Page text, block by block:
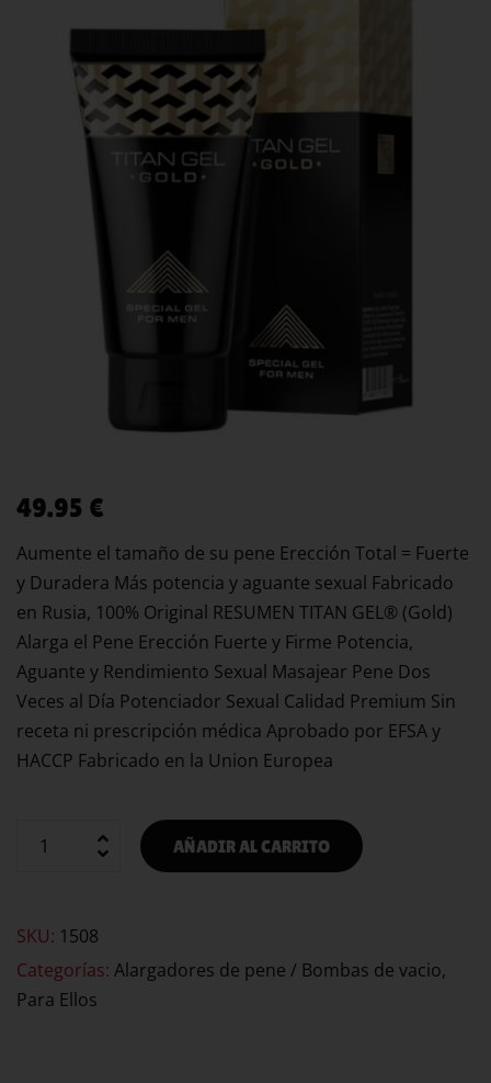
49.95 €
Aumente el tamaño de su pene Erección Total = Fuerte
y Duradera Más potencia y aguante sexual Fabricado
en Rusia, 100% Original RESUMEN TITAN GEL® (Gold)
Alarga el Pene Erección Fuerte y Firme Potencia,
Aguante y Rendimiento Sexual Masajear Pene Dos
Veces al Día Potenciador Sexual Calidad Premium Sin
receta ni prescripción médica Aprobado por EFSA y
HACCP Fabricado en la Union Europea
AÑADIR AL CARRITO
SKU: 1508
Categorías: Alargadores de pene / Bombas de vacio,
Para Ellos